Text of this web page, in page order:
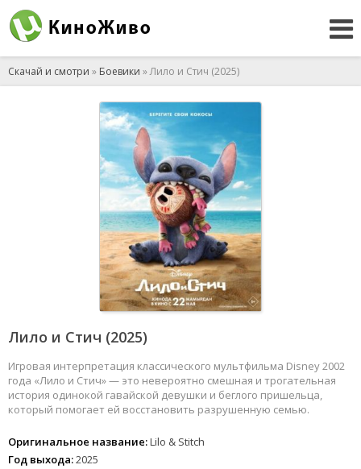
Скачай и смотри » Боевики » Лило и Стич (2025)
Лило и Стич (2025)
Игровая интерпретация классического мультфильма Disney 2002
года «Лило и Стич» — это невероятно смешная и трогательная
история одинокой гавайской девушки и беглого пришельца,
который помогает ей восстановить разрушенную семью.
Оригинальное название:Lilo & Stitch
Год выхода:2025